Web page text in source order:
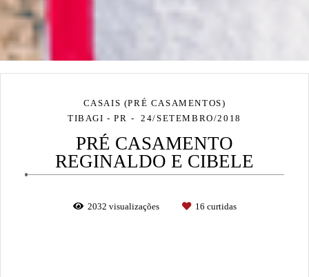
CASAIS (PRÉ CASAMENTOS)
TIBAGI - PR
24/SETEMBRO/2018
PRÉ CASAMENTO
REGINALDO E CIBELE
2032 visualizações 16 curtidas